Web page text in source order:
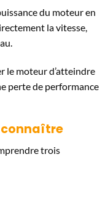
du moteur en
la vitesse,
le moteur d’atteindre
perte de performance
connaître
trois